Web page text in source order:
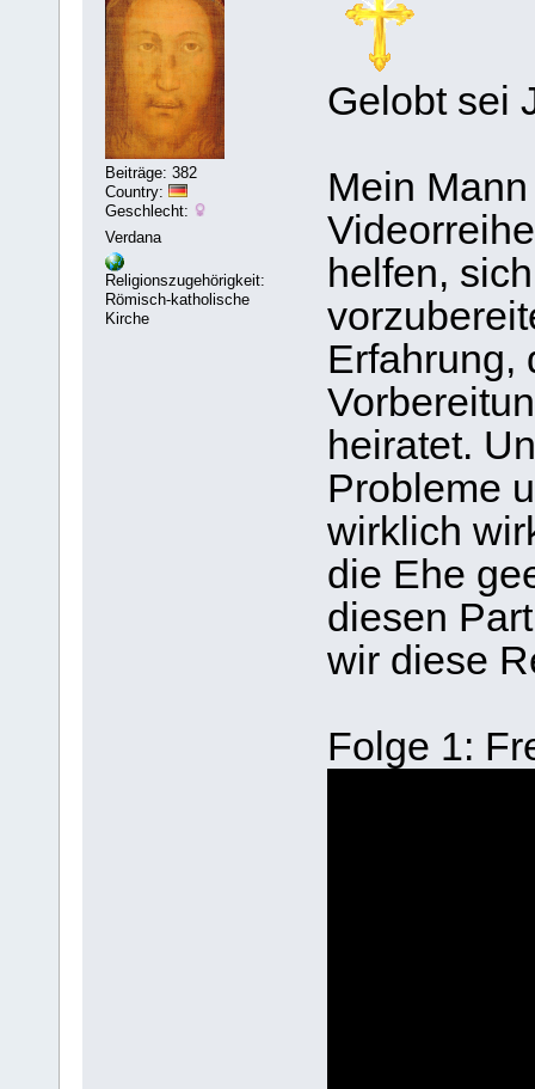
Beiträge: 382
Country:
Geschlecht:
Verdana
Religionszugehörigkeit:
Römisch-katholische
Kirche
Gelobt sei
Mein
helfen,
Erfahrung,
heiratet.
Probleme
wirklich
die Ehe
diesen
wir diese
Folge 1: